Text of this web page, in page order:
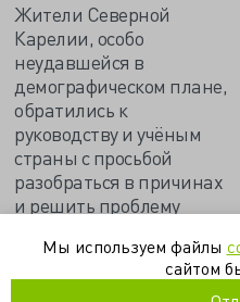
Жители Северной
Карелии, особо
неудавшейся в
демографическом плане,
обратились к
руководству и учёным
страны с просьбой
разобраться в причинах
и решить проблему
отцов и детей…
Мы используем файлы
сайтом